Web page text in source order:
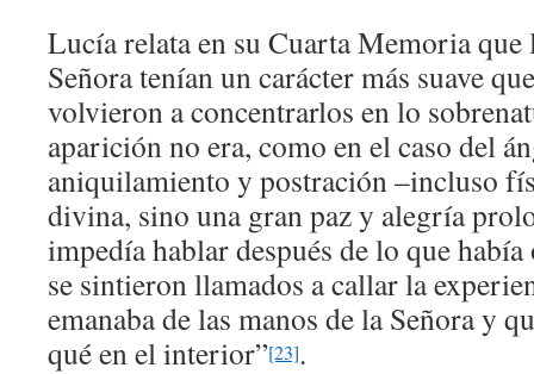
Lucía relata en su Cuarta Memoria que
Señora tenían un carácter más suave
volvieron a concentrarlos en lo
aparición no era, como en el caso del
aniquilamiento y postración –incluso
divina, sino una gran paz y alegría
impedía hablar después de lo que
se sintieron llamados a callar la
emanaba de las manos de la Señora y
qué en el interior”[23].